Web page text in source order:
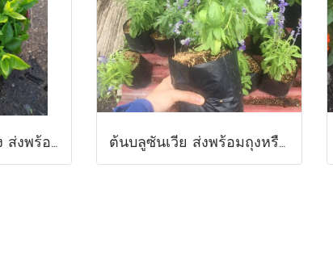
ต้นเบบี้โรส พร้อมส่ง ส่งพร้อมกระถาง8นิ้ว ต้นไม้แห่งความรัก ต้นไม้มงคล ต้นบลูซันเวีย ส่งพร้อมถุงหรือกระถางขนาด 6 นิ้วพร้อมปลูกลงดิน